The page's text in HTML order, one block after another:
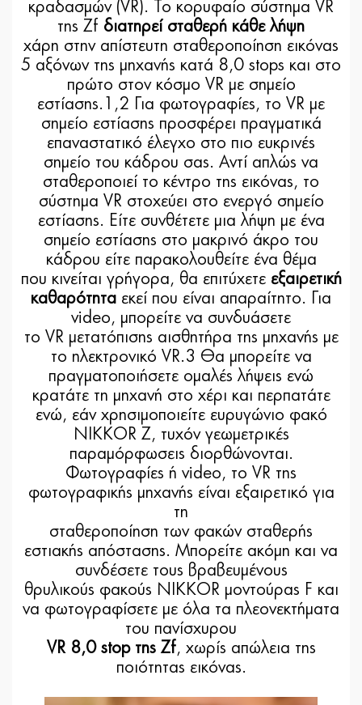
κραδασμών (VR). Το κορυφαίο σύστημα VR
της Zf διατηρεί σταθερή κάθε λήψη
χάρη στην απίστευτη σταθεροποίηση εικόνας
5 αξόνων της μηχανής κατά 8,0 stops και στο
πρώτο στον κόσμο VR με σημείο
εστίασης.1,2 Για φωτογραφίες, το VR με
σημείο εστίασης προσφέρει πραγματικά
επαναστατικό έλεγχο στο πιο ευκρινές
σημείο του κάδρου σας. Αντί απλώς να
σταθεροποιεί το κέντρο της εικόνας, το
σύστημα VR στοχεύει στο ενεργό σημείο
εστίασης. Είτε συνθέτετε μια λήψη με ένα
σημείο εστίασης στο μακρινό άκρο του
κάδρου είτε παρακολουθείτε ένα θέμα
που κινείται γρήγορα, θα επιτύχετε εξαιρετική
καθαρότητα εκεί που είναι απαραίτητο. Για
video, μπορείτε να συνδυάσετε
το VR μετατόπισης αισθητήρα της μηχανής με
το ηλεκτρονικό VR.3 Θα μπορείτε να
πραγματοποιήσετε ομαλές λήψεις ενώ
κρατάτε τη μηχανή στο χέρι και περπατάτε
ενώ, εάν χρησιμοποιείτε ευρυγώνιο φακό
NIKKOR Z, τυχόν γεωμετρικές
παραμόρφωσεις διορθώνονται.
Φωτογραφίες ή video, το VR της
φωτογραφικής μηχανής είναι εξαιρετικό για
τη
σταθεροποίηση των φακών σταθερής
εστιακής απόστασης. Μπορείτε ακόμη και να
συνδέσετε τους βραβευμένους
θρυλικούς φακούς NIKKOR μοντούρας F και
να φωτογραφίσετε με όλα τα πλεονεκτήματα
του πανίσχυρου
VR 8,0 stop της Zf, χωρίς απώλεια της
ποιότητας εικόνας.